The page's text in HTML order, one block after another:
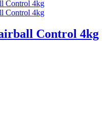
Control 4kg